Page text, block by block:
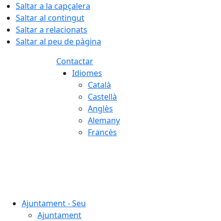
Saltar a la capçalera
Saltar al contingut
Saltar a relacionats
Saltar al peu de pàgina
Contactar
Idiomes
Català
Castellà
Anglès
Alemany
Francès
Ajuntament - Seu
Ajuntament